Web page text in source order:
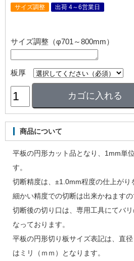
サイズ調整 出荷 4～6営業日
サイズ調整（φ701～800mm）
板厚
商品について
平板の円形カット品となり、1mm単
す。
切断精度は、±1.0mm程度の仕上がり
細かい精度での切断は出来かねますの
切断後の切り口は、専用工具にてバ
なっております。
平板の円形切り板サイズ表記は、直
はミリ（ｍｍ）となります。